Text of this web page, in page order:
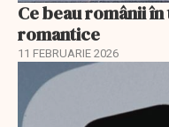
Ce beau românii
romantice
11 FEBRUARIE 2026